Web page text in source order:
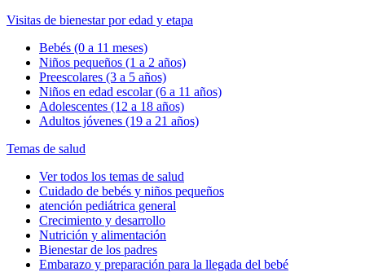
Visitas de bienestar por edad y etapa
Bebés (0 a 11 meses)
Niños pequeños (1 a 2 años)
Preescolares (3 a 5 años)
Niños en edad escolar (6 a 11 años)
Adolescentes (12 a 18 años)
Adultos jóvenes (19 a 21 años)
Temas de salud
Ver todos los temas de salud
Cuidado de bebés y niños pequeños
atención pediátrica general
Crecimiento y desarrollo
Nutrición y alimentación
Bienestar de los padres
Embarazo y preparación para la llegada del bebé